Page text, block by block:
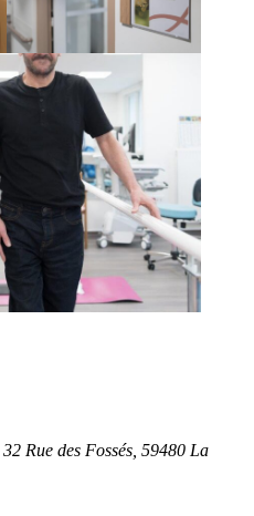
32 Rue des Fossés, 59480 La